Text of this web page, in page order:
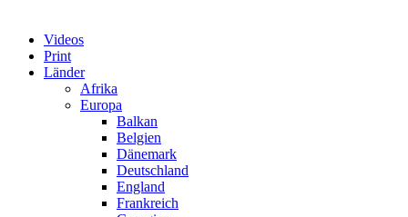
Videos
Print
Länder
Afrika
Europa
Balkan
Belgien
Dänemark
Deutschland
England
Frankreich